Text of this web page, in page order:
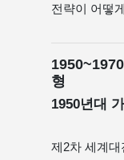
전략이 어떻
형
1950년대
제2차 세계